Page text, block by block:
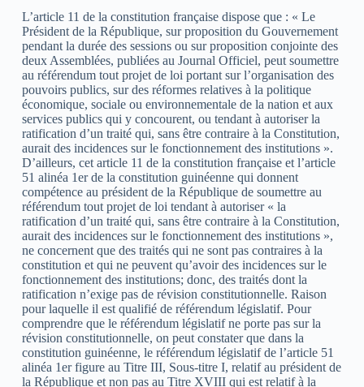
L’article 11 de la constitution française dispose que : « Le
Président de la République, sur proposition du Gouvernement
pendant la durée des sessions ou sur proposition conjointe des
deux Assemblées, publiées au Journal Officiel, peut soumettre
au référendum tout projet de loi portant sur l’organisation des
pouvoirs publics, sur des réformes relatives à la politique
économique, sociale ou environnementale de la nation et aux
services publics qui y concourent, ou tendant à autoriser la
ratification d’un traité qui, sans être contraire à la Constitution,
aurait des incidences sur le fonctionnement des institutions ».
D’ailleurs, cet article 11 de la constitution française et l’article
51 alinéa 1er de la constitution guinéenne qui donnent
compétence au président de la République de soumettre au
référendum tout projet de loi tendant à autoriser « la
ratification d’un traité qui, sans être contraire à la Constitution,
aurait des incidences sur le fonctionnement des institutions »,
ne concernent que des traités qui ne sont pas contraires à la
constitution et qui ne peuvent qu’avoir des incidences sur le
fonctionnement des institutions; donc, des traités dont la
ratification n’exige pas de révision constitutionnelle. Raison
pour laquelle il est qualifié de référendum législatif. Pour
comprendre que le référendum législatif ne porte pas sur la
révision constitutionnelle, on peut constater que dans la
constitution guinéenne, le référendum législatif de l’article 51
alinéa 1er figure au Titre III, Sous-titre I, relatif au président de
la République et non pas au Titre XVIII qui est relatif à la